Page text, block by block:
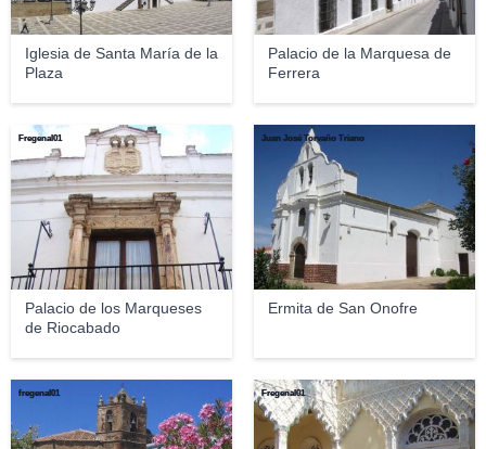
Iglesia de Santa María de la
Plaza
Palacio de la Marquesa de
Ferrera
Palacio de los Marqueses
de Riocabado
Fregenal01
Ermita de San Onofre
Juan José Torvaño Triano
fregenal01 Fregenal01